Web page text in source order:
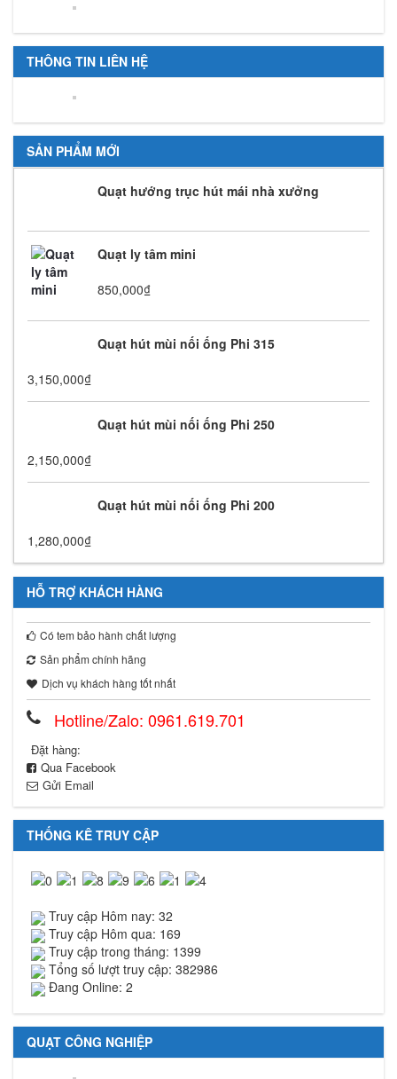
THÔNG TIN LIÊN HỆ
SẢN PHẨM MỚI
Quạt hướng trục hút mái nhà xưởng
Quạt ly tâm mini
850,000₫
Quạt hút mùi nối ống Phi 315
3,150,000₫
Quạt hút mùi nối ống Phi 250
2,150,000₫
Quạt hút mùi nối ống Phi 200
1,280,000₫
HỖ TRỢ KHÁCH HÀNG
Có tem bảo hành chất lượng
Sản phẩm chính hãng
Dịch vụ khách hàng tốt nhất
Hotline/Zalo: 0961.619.701
Đặt hàng:
Qua Facebook
Gửi Email
THỐNG KÊ TRUY CẬP
Truy cập Hôm nay: 32
Truy cập Hôm qua: 169
Truy cập trong tháng: 1399
Tổng số lượt truy cập: 382986
Đang Online: 2
QUẠT CÔNG NGHIỆP